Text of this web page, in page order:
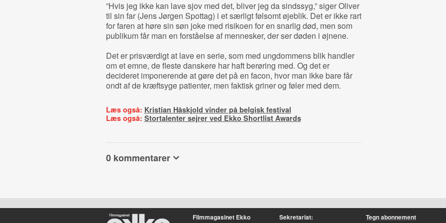
”Hvis jeg ikke kan lave sjov med det, bliver jeg da sindssyg,” siger Oliver
til sin far (Jens Jørgen Spottag) i et særligt følsomt øjeblik. Det er ikke rart
for faren at høre sin søn joke med risikoen for en snarlig død, men som
publikum får man en forståelse af mennesker, der ser døden i øjnene.
Det er prisværdigt at lave en serie, som med ungdommens blik handler
om et emne, de fleste danskere har haft berøring med. Og det er
decideret imponerende at gøre det på en facon, hvor man ikke bare får
ondt af de kræftsyge patienter, men faktisk griner og føler med dem.
Læs også: Kristian Håskjold vinder på belgisk festival
Læs også: Stortalenter sejrer ved Ekko Shortlist Awards
0 kommentarer
Filmmagasinet Ekko Sekretariat:
Tegn abonnement